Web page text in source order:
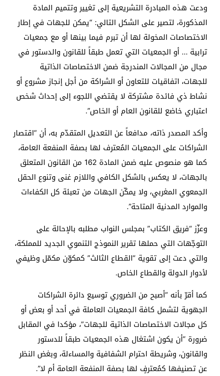
ودعت هذه المبادرة التشريعية إلى تغيير وتتميم المادة
المذكورة، لتصير على الشكل التالي: “يمكن للجهات في إطار
الاختصاصات المخولة لها أن تبرم فيما بينها أو مع جمعيات
ترابية … أو الجمعيات التي تعمل طبقاً للقانون والدستور في
مجال من المجالات المندرجة ضمن الاختصاصات الذاتية
للجهات، اتفاقيات للتعاون أو الشراكة من أجل إنجاز مشروع أو
نشاط ذي فائدة مشتركة لا يقتضي اللجوء إلى إحداث شخص
اعتباري خاضع للقانون العام أو الخاص”.
وأكد المصدر ذاته، مدافعاً عن التعديل المتقدّم به، أن “اقتصار
الشراكات على الجمعيات المُعترف لها بصفة المنفعة العامة،
كما هو منصوص عليه ضمن المادة 162 من القانون المتعلق
بالجهات، لا يعكس بالشكل الكافي واللازم غنى وتنوع الحقل
الجمعوي المغربي، ولا يمكّن الجهات من تعبئة كل الكفاءات
والموارد المدنية المتاحة”.
وعزّز “فريق الكتاب” بمجلس النواب مطلبه بالإحالة على
التوجّهات التي حملها تقرير النموذج التنموي الجديد للمملكة،
والتي دعت إلى تقوية “القطاع الثالث” كمكوّن مكمّل وظيفي
لأدوار الدولة والقطاع الخاص.
كما أقرّ بأنه “أصبح من الضروري توسيع دائرة الشراكات
الجهوية لتشمل كافة الجمعيات العاملة في أحد أو بعض أو
كل مجالات الاختصاصات الذاتية للجهات”، مؤكدا في المقابل
ضرورة “أن يكون اشتغال هذه الجمعيات طبقاً للدستور
والقانون، وشريطة احترام الشفافية والمساءلة، وبغض النظر
عن تصنيفها كمُعترفٍ لها بصفة المنفعة العامة أم لا”.